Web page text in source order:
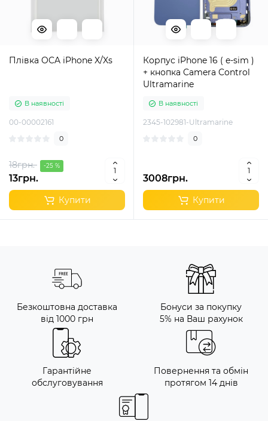
Плівка OCA iPhone X/Xs
В наявності
00-00002161
0
18грн. -25 %
13грн.
Купити
Корпус iPhone 16 ( e-sim )
+ кнопка Camera Control
Ultramarine
В наявності
2345-102981-Ultramarine
0
3008грн.
Купити
Безкоштовна доставка
від 1000 грн
Бонуси за покупку
5% на Ваш рахунок
Гарантійне
обслуговування
Повернення та обмін
протягом 14 днів